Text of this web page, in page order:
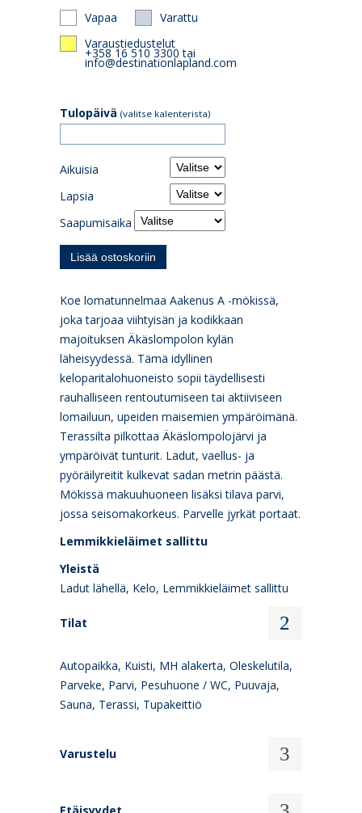
Vapaa
Varattu
Varaustiedustelut
+358 16 510 3300 tai
info@destinationlapland.com
Tulopäivä (valitse kalenterista)
Aikuisia
Lapsia
Saapumisaika
Koe lomatunnelmaa Aakenus A -mökissä,
joka tarjoaa viihtyisän ja kodikkaan
majoituksen Äkäslompolon kylän
läheisyydessä. Tämä idyllinen
keloparitalohuoneisto sopii täydellisesti
rauhalliseen rentoutumiseen tai aktiiviseen
lomailuun, upeiden maisemien ympäröimänä.
Terassilta pilkottaa Äkäslompolojärvi ja
ympäröivät tunturit. Ladut, vaellus- ja
pyöräilyreitit kulkevat sadan metrin päästä.
Mökissä makuuhuoneen lisäksi tilava parvi,
jossa seisomakorkeus. Parvelle jyrkät portaat.
Lemmikkieläimet sallittu
Yleistä
Ladut lähellä, Kelo, Lemmikkieläimet sallittu
Tilat
Autopaikka, Kuisti, MH alakerta, Oleskelutila,
Parveke, Parvi, Pesuhuone / WC, Puuvaja,
Sauna, Terassi, Tupakeittiö
Varustelu
Etäisyydet